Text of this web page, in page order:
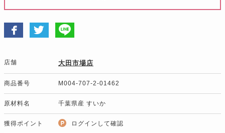
店舗 大田市場店
商品番号 M004-707-2-01462
原材料名 千葉県産 すいか
獲得ポイント ログインして確認